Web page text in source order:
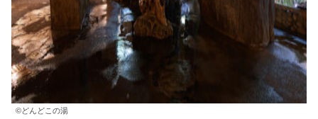
©どんどこの湯